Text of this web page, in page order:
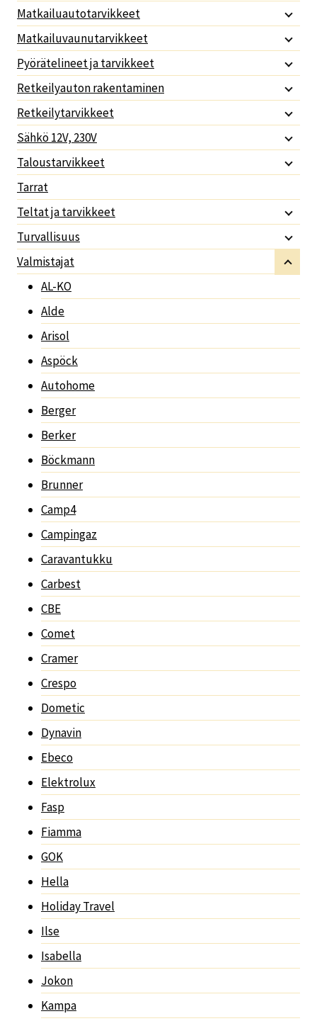
Matkailuautotarvikkeet
Matkailuvaunutarvikkeet
Pyörätelineet ja tarvikkeet
Retkeilyauton rakentaminen
Retkeilytarvikkeet
Sähkö 12V, 230V
Taloustarvikkeet
Tarrat
Teltat ja tarvikkeet
Turvallisuus
Valmistajat
AL-KO
Alde
Arisol
Aspöck
Autohome
Berger
Berker
Böckmann
Brunner
Camp4
Campingaz
Caravantukku
Carbest
CBE
Comet
Cramer
Crespo
Dometic
Dynavin
Ebeco
Elektrolux
Fasp
Fiamma
GOK
Hella
Holiday Travel
Ilse
Isabella
Jokon
Kampa